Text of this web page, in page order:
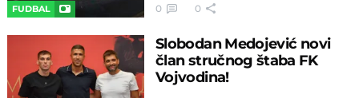
FUDBAL 0 0
Slobodan Medojević novi
član stručnog štaba FK
Vojvodina!